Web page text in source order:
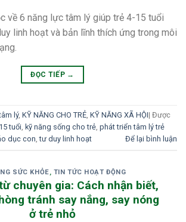
về 6 năng lực tâm lý giúp trẻ 4-15 tuổi
linh hoạt và bản lĩnh thích ứng trong môi
ĐỌC TIẾP →
lý, KỸ NĂNG CHO TRẺ, KỸ NĂNG XÃ HỘI| Được
tuổi, kỹ năng sống cho trẻ, phát triển tâm lý trẻ
dục con,tư duy linh hoạt Để lại bình luận
SỨC KHỎE, TIN TỨC HOẠT ĐỘNG
chuyên gia: Cách nhận biết,
tránh say nắng, say nóng
ở trẻ nhỏ